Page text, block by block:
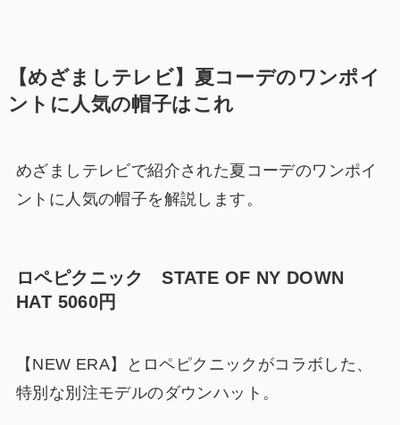
【めざましテレビ】夏コーデのワンポイ
ントに人気の帽子はこれ
めざましテレビで紹介された夏コーデのワンポイ
ントに人気の帽子を解説します。
ロペピクニック STATE OF NY DOWN
HAT 5060円
【NEW ERA】とロペピクニックがコラボした、
特別な別注モデルのダウンハット。